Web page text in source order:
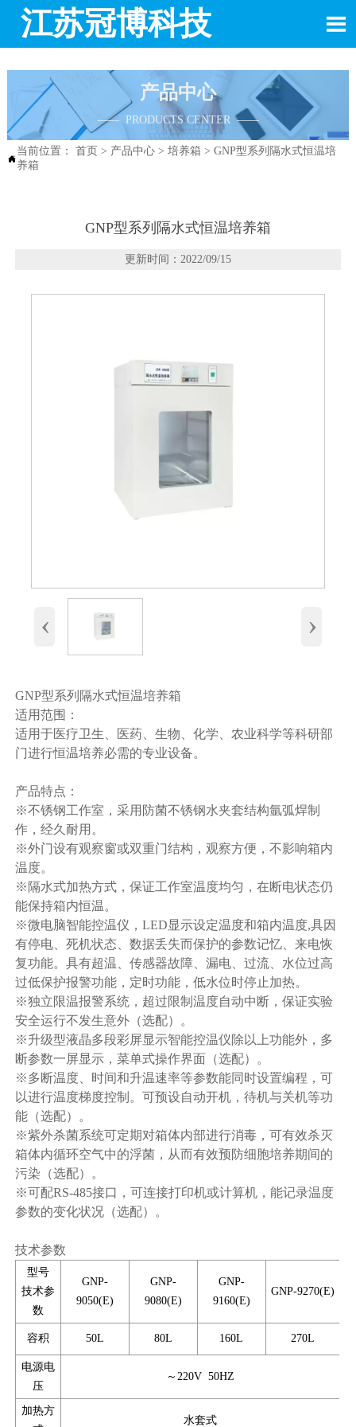
江苏冠博科技 
产品中心
—— PRODUCTS CENTER ——

当前位置： 首页 > 产品中心> 培养箱 > GNP型系列隔水式恒温培
养箱
GNP型系列隔水式恒温培养箱
更新时间：2022/09/15
‹ ›
GNP型系列隔水式恒温培养箱
适用范围：
适用于医疗卫生、医药、生物、化学、农业科学等科研部
门进行恒温培养必需的专业设备。
产品特点：
※不锈钢工作室，采用防菌不锈钢水夹套结构氩弧焊制
作，经久耐用。
※外门设有观察窗或双重门结构，观察方便，不影响箱内
温度。
※隔水式加热方式，保证工作室温度均匀，在断电状态仍
能保持箱内恒温。
※微电脑智能控温仪，LED显示设定温度和箱内温度,具因
有停电、死机状态、数据丢失而保护的参数记忆、来电恢
复功能。具有超温、传感器故障、漏电、过流、水位过高
过低保护报警功能，定时功能，低水位时停止加热。
※独立限温报警系统，超过限制温度自动中断，保证实验
安全运行不发生意外（选配）。
※升级型液晶多段彩屏显示智能控温仪除以上功能外，多
断参数一屏显示，菜单式操作界面（选配）。
※多断温度、时间和升温速率等参数能同时设置编程，可
以进行温度梯度控制。可预设自动开机，待机与关机等功
能（选配）。
※紫外杀菌系统可定期对箱体内部进行消毒，可有效杀灭
箱体内循环空气中的浮菌，从而有效预防细胞培养期间的
污染（选配）。
※可配RS-485接口，可连接打印机或计算机，能记录温度
参数的变化状况（选配）。
技术参数
型号
技术参
数
GNP-
9050(E)
GNP-
9080(E)
GNP-
9160(E)
GNP-9270(E)
容积 50L 80L 160L 270L
电源电
压
～220V 50HZ
加热方
水套式